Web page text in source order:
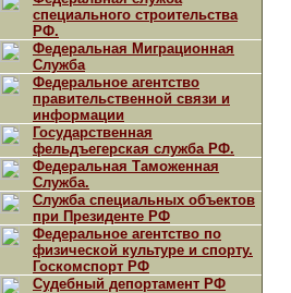
специального строительства
РФ.
Федеральная Миграционная
Служба
Федеральное агентство
правительственной связи и
информации
Государственная
фельдъегерская служба РФ.
Федеральная Таможенная
Служба.
Служба специальных объектов
при Президенте РФ
Федеральное агентство по
физической культуре и спорту.
Госкомспорт РФ
Судебный депортамент РФ